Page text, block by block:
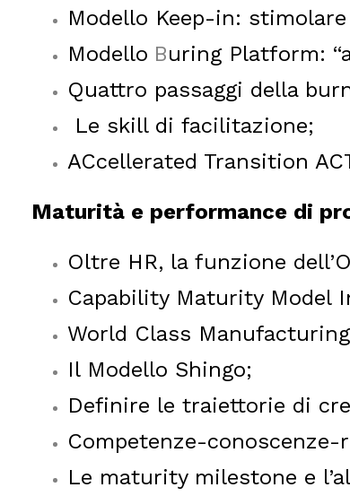
Modello Keep-in:
Modello Buring Platform:
Quattro passaggi della
Le skill di facilitazione;
ACcellerated Transition
Maturità e performance di
Oltre HR, la funzione
Capability Maturity Model
World Class
Il Modello Shingo;
Definire le traiettorie di
Competenze-conoscenze-
Le maturity milestone e